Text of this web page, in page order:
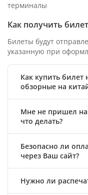
терминалы
Как получить
Билеты будут
указанную при
Как купить билет
обзорные на
Мне не пришел на
что делать?
Безопасно ли
через Ваш сайт?
Нужно ли